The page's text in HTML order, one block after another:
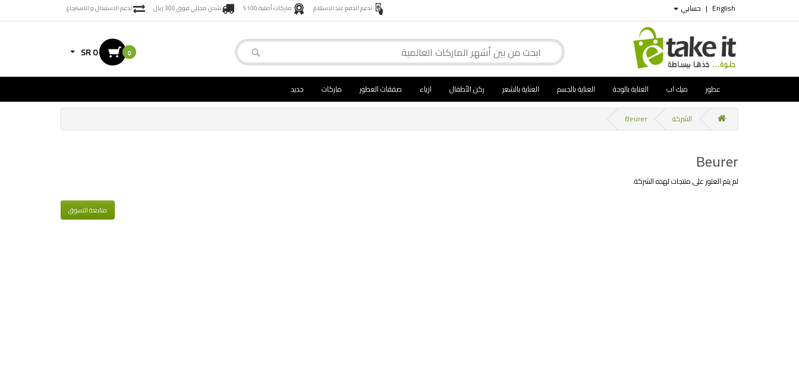
English
| حسابي ندعم الدفع عند الاستلام ماركات أصلية 100% شحن مجاني فوق 300 ريال ندعم الاستبدال و الاسترجاع
0
SR 0
عطور ميك اب العناية بالوجة العناية بالجسم العناية بالشعر ركن الأطفال ازياء صفقات العطور ماركات جديد
الشركة Beurer
Beurer
لم يتم العثور على منتجات لهذه الشركة.
متابعة التسوق